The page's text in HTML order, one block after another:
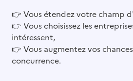
👉 Vous étendez votre champ
👉 Vous choisissez les
intéressent,
👉 Vous augmentez vos
concurrence.